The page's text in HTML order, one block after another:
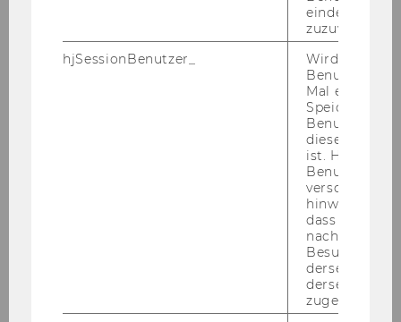
eindeutige ID
zuzuweisen
hjSessionBenutzer_
Wird gesetzt,
Benutzer
Mal eine
Speichert die
Benutzer-ID,
diese Seite
ist. Hotjar
Benutzer
verschiedene
hinweg.Stellt
dass Daten
Besuchen auf
derselben
derselben
zugeordnet